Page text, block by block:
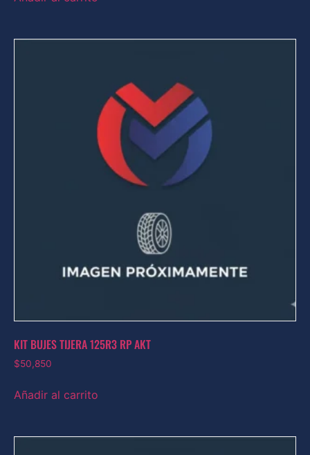
KIT BUJES TIJERA 125R3 RP AKT
$50,850
Añadir al carrito